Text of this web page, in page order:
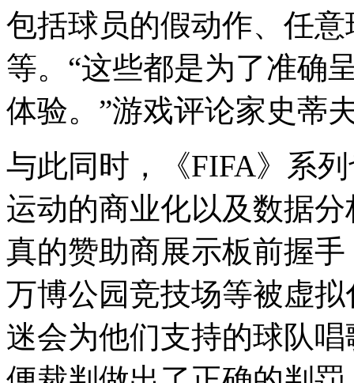
包括球员的假动作、任
等。“这些都是为了准确
体验。”游戏评论家史蒂
与此同时，《FIFA》系
运动的商业化以及数据
真的赞助商展示板前握
万博公园竞技场等被虚
迷会为他们支持的球队